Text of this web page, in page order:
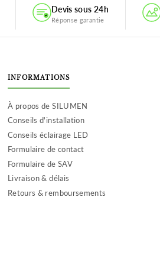
Devis sous 24h
Réponse garantie
INFORMATIONS
À propos de SILUMEN
Conseils d'installation
Conseils éclairage LED
Formulaire de contact
Formulaire de SAV
Livraison & délais
Retours & remboursements